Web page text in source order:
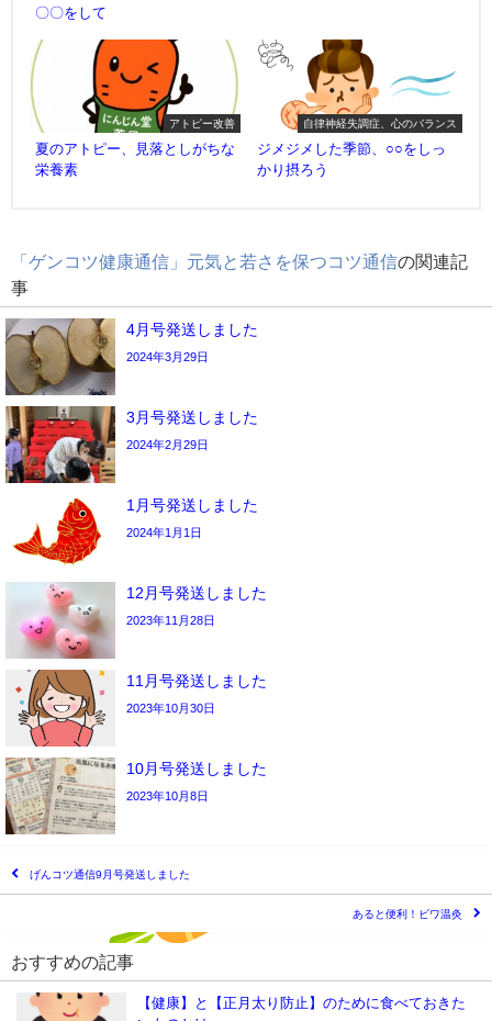
〇〇をして
アトピー改善
夏のアトピー、見落としがちな
栄養素
自律神経失調症、心のバランス
ジメジメした季節、○○をしっ
かり摂ろう
「ゲンコツ健康通信」元気と若さを保つコツ通信の関連記
事
4月号発送しました
2024年3月29日
3月号発送しました
2024年2月29日
1月号発送しました
2024年1月1日
12月号発送しました
2023年11月28日
11月号発送しました
2023年10月30日
10月号発送しました
2023年10月8日
げんコツ通信9月号発送しました
あると便利！ビワ温灸
おすすめの記事
【健康】と【正月太り防止】のために食べておきた